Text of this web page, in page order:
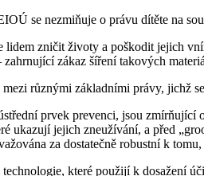
se nezmiňuje o právu dítěte na
zničit životy a poškodit jejich
zákaz šíření takových
různými základními právy, jichž
prvek prevenci, jsou
ukazují jejich zneužívání, a před
za dostatečně robustní k
které použijí k dosažení